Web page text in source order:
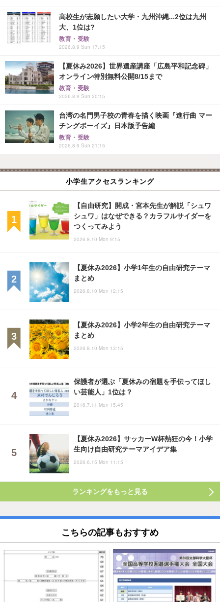
高校生が志願したい大学・九州沖縄...2位は九州
大、1位は?
教育・受験
2026.8.9 Sun 17:15
【夏休み2026】世界遺産講座「広島平和記念碑」
オンライン特別無料公開8/15まで
教育・受験
2026.8.9 Sun 20:15
台湾の名門男子校の青春を描く映画『進行曲 マー
チングボーイズ』日本版予告編
教育・受験
2026.8.9 Sun 21:15
小学生アクセスランキング
【自由研究】開成・宮本先生が解説「シュワ
シュワ」はなぜできる？カラフルサイダーを
つくってみよう
2026.8.10 Mon 9:15
【夏休み2026】小学1年生の自由研究テーマ
まとめ
2026.8.10 Mon 12:15
【夏休み2026】小学2年生の自由研究テーマ
まとめ
2026.8.10 Mon 13:15
保護者が選ぶ「夏休みの宿題を手伝ってほし
い芸能人」1位は？
2016.7.11 Mon 15:45
【夏休み2026】サッカーW杯熱狂の今！小学
生向け自由研究テーマアイデア集
2026.6.15 Mon 11:15
ランキングをもっと見る
こちらの記事もおすすめ